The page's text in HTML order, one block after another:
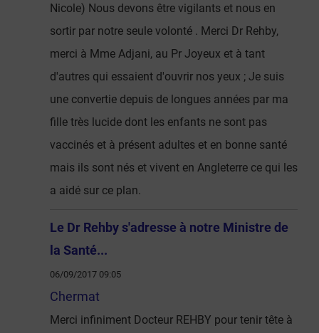
Nicole) Nous devons être vigilants et nous en
sortir par notre seule volonté . Merci Dr Rehby,
merci à Mme Adjani, au Pr Joyeux et à tant
d'autres qui essaient d'ouvrir nos yeux ; Je suis
une convertie depuis de longues années par ma
fille très lucide dont les enfants ne sont pas
vaccinés et à présent adultes et en bonne santé
mais ils sont nés et vivent en Angleterre ce qui les
a aidé sur ce plan.
Le Dr Rehby s'adresse à notre Ministre de
la Santé...
06/09/2017 09:05
Chermat
Merci infiniment Docteur REHBY pour tenir tête à